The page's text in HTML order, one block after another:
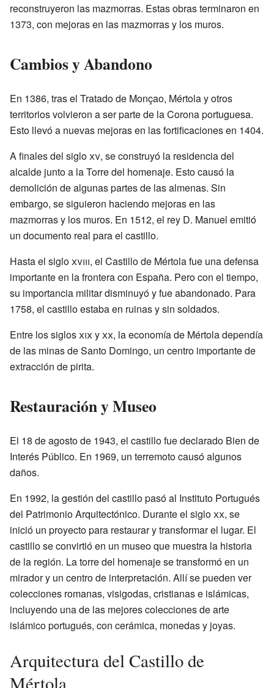
reconstruyeron las mazmorras. Estas obras terminaron en
1373, con mejoras en las mazmorras y los muros.
Cambios y Abandono
En 1386, tras el Tratado de Monçao, Mértola y otros
territorios volvieron a ser parte de la Corona portuguesa.
Esto llevó a nuevas mejoras en las fortificaciones en 1404.
A finales del sigloxv, se construyó la residencia del
alcalde junto a la Torre del homenaje. Esto causó la
demolición de algunas partes de las almenas. Sin
embargo, se siguieron haciendo mejoras en las
mazmorras y los muros. En 1512, el rey D. Manuel emitió
un documento real para el castillo.
Hasta el sigloxviii, el Castillo de Mértola fue una defensa
importante en la frontera con España. Pero con el tiempo,
su importancia militar disminuyó y fue abandonado. Para
1758, el castillo estaba en ruinas y sin soldados.
Entre los siglosxixyxx, la economía de Mértola dependía
de las minas de Santo Domingo, un centro importante de
extracción de pirita.
Restauración y Museo
El 18 de agosto de 1943, el castillo fue declarado Bien de
Interés Público. En 1969, un terremoto causó algunos
daños.
En 1992, la gestión del castillo pasó al Instituto Portugués
del Patrimonio Arquitectónico. Durante el sigloxx, se
inició un proyecto para restaurar y transformar el lugar. El
castillo se convirtió en un museo que muestra la historia
de la región. La torre del homenaje se transformó en un
mirador y un centro de interpretación. Allí se pueden ver
colecciones romanas, visigodas, cristianas e islámicas,
incluyendo una de las mejores colecciones de arte
islámico portugués, con cerámica, monedas y joyas.
Arquitectura del Castillo de
Mértola